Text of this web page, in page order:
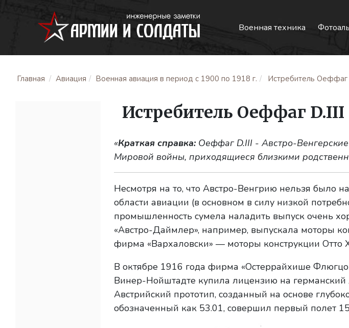
Военная техника
Главная Авиация Военная авиация в период с 1900 по 1918 г. Истребитель Оеффаг
Истребитель Оеффаг
«Краткая справка:Оеффаг D.III - Австро-
Мировой войны, приходящиеся близкими
Несмотря на то, что Австро-Венгрию нельзя было
области авиации (в основном в силу низкой
промышленность сумела наладить выпуск очень
«Австро-Даймлер», например, выпускала моторы
фирма «Вархаловски» — моторы конструкции Отто
В октябре 1916 года фирма «Остеррайхише
Винер-Нойштадте купила лицензию на германский
Австрийский прототип, созданный на основе
обозначенный как 53.01, совершил первый полет